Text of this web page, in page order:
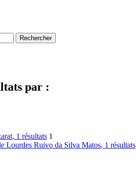
Rechercher
par :
, 1 résultats 1
Lourdes Ruivo da Silva Matos, 1 résultats